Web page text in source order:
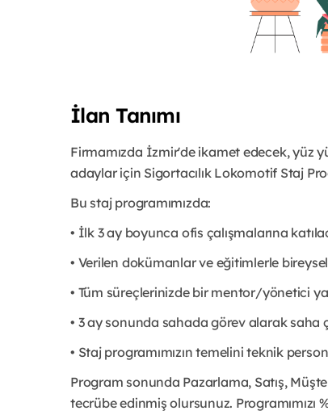
İlan Tanımı
Firmamızda İzmir'de ikamet edecek, yüz
adaylar için Sigortacılık Lokomotif Staj
Bu staj programımızda:
• İlk 3 ay boyunca ofis çalışmalarına
• Verilen dokümanlar ve eğitimlerle bireysel
• Tüm süreçlerinizde bir mentor/yönetici
• 3 ay sonunda sahada görev alarak saha
• Staj programımızın temelini teknik
Program sonunda Pazarlama, Satış,
tecrübe edinmiş olursunuz. Programımızı